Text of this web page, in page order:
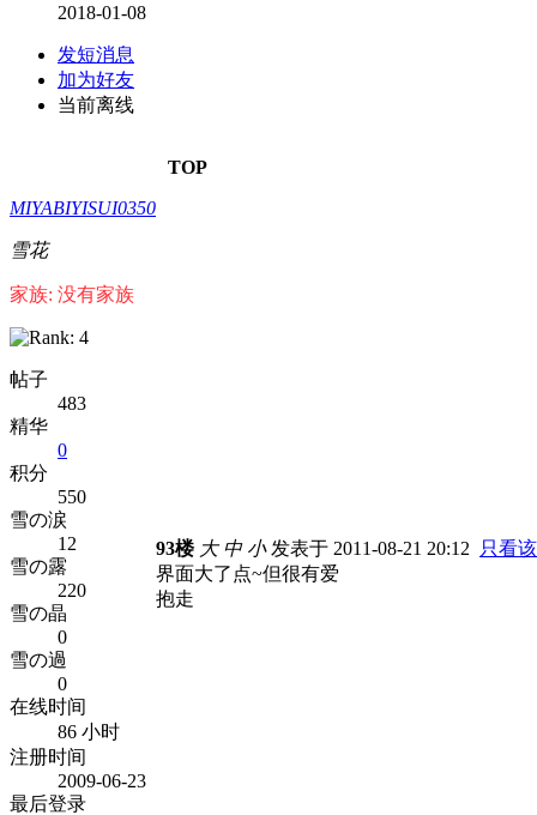
2018-01-08
发短消息
加为好友
当前离线
TOP
MIYABIYISUI0350
雪花
家族: 没有家族
帖子
483
精华
0
积分
550
雪の涙
12
雪の露
220
雪の晶
0
雪の過
0
在线时间
86 小时
注册时间
2009-06-23
最后登录
93楼 大 中 小发表于 2011-08-21 20:12
只看
界面大了点~但很有爱
抱走